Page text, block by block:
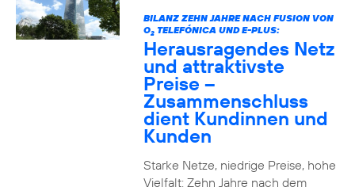
BILANZ ZEHN JAHRE NACH FUSION VON
O2TELEFÓNICA UND E-PLUS:
Herausragendes Netz
und attraktivste
Preise –
Zusammenschluss
dient Kundinnen und
Kunden
Starke Netze, niedrige Preise, hohe
Vielfalt: Zehn Jahre nach dem